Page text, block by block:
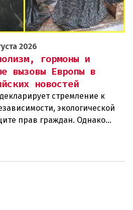
2026
гормоны и
вызовы Европы в
новостей
стремление к
экологической
прав граждан. Однако
Австрии и решение
реальная п